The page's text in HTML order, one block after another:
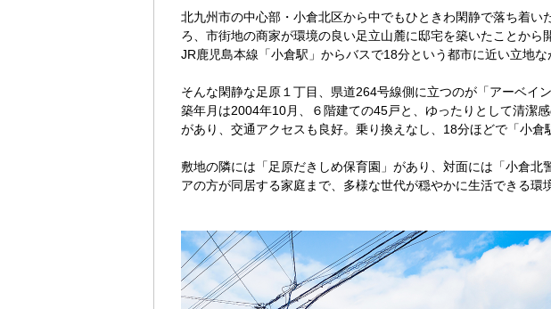
北九州市の中心部・小倉北区から中でもひときわ閑静で落ち着
ろ、市街地の商家が環境の良い足立山麓に邸宅を築いたことから
JR鹿児島本線「小倉駅」からバスで18分という都市に近い立地
そんな閑静な足原１丁目、県道264号線側に立つのが「アーベイ
築年月は2004年10月、６階建ての45戸と、ゆったりとして清潔
があり、交通アクセスも良好。乗り換えなし、18分ほどで「小倉
敷地の隣には「足原だきしめ保育園」があり、対面には「小倉
アの方が同居する家庭まで、多様な世代が穏やかに生活できる環